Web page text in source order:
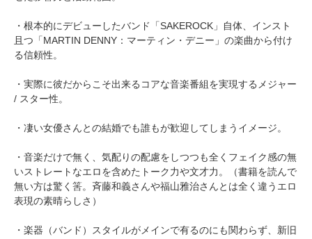
・根本的にデビューしたバンド「SAKEROCK」自体、インスト
且つ「MARTIN DENNY：マーティン・デニー」の楽曲から付け
る信頼性。
・実際に彼だからこそ出来るコアな音楽番組を実現するメジャー
/ スター性。
・凄い女優さんとの結婚でも誰もが歓迎してしまうイメージ。
・音楽だけで無く、気配りの配慮をしつつも全くフェイク感の無
いストレートなエロを含めたトーク力や文才力。（書籍を読んで
無い方は驚く筈。斉藤和義さんや福山雅治さんとは全く違うエロ
表現の素晴らしさ）
・楽器（バンド）スタイルがメインで有るのにも関わらず、新旧